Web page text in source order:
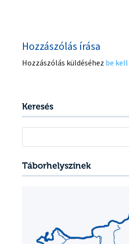
Hozzászólás írása
Hozzászólás küldéséhez be
Keresés
Táborhelyszínek